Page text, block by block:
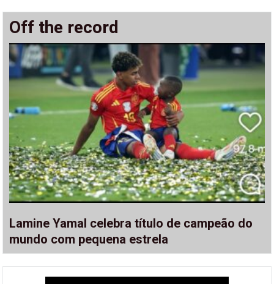
Off the record
Lamine Yamal celebra título de campeão do
mundo com pequena estrela